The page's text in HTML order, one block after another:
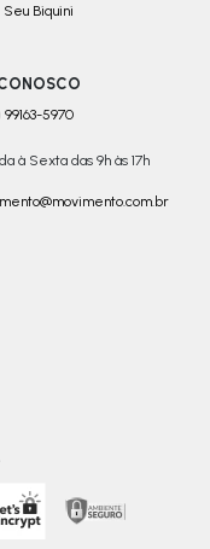
Biquini
99163-5970
à Sexta das 9h às 17h